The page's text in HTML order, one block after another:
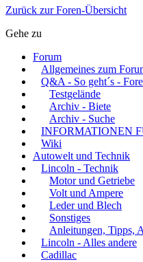
Zurück zur Foren-Übersicht
Gehe zu
Forum
Allgemeines zum
Q&A - So geht´s -
Testgelände
Archiv - Biete
Archiv - Suche
INFORMATIONEN
Wiki
Autowelt und Technik
Lincoln - Technik
Motor und Getriebe
Volt und Ampere
Leder und Blech
Sonstiges
Anleitungen, Tipps,
Lincoln - Alles andere
Cadillac